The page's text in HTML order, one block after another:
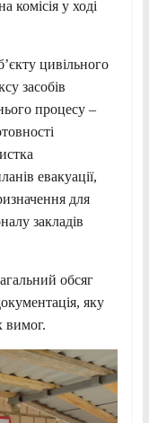
комісія у ході
цивільного
засобів
процесу –
евакуації,
для
закладів
обсяг
яку
вимог.